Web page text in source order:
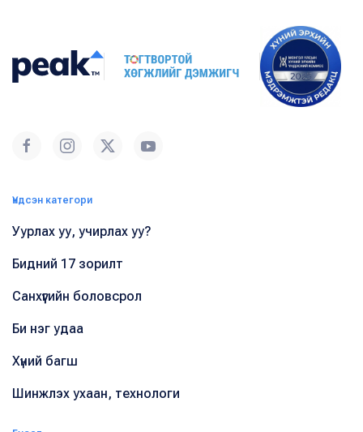
Үндсэн категори
Уурлах уу, учирлах уу?
Бидний 17 зорилт
Санхүүгийн боловсрол
Би нэг удаа
Хүний багш
Шинжлэх ухаан, технологи